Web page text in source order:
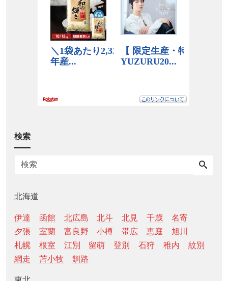
検索
北海道
伊達 函館 北広島 北斗 北見 千歳
名寄
夕張
室蘭 富良野 小樽 帯広 恵庭
旭川
札幌
根室 江別 留萌 登別 石狩 稚内
紋別
網走
苫小牧 釧路